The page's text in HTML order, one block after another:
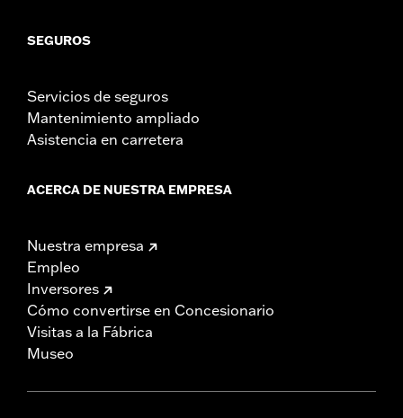
SEGUROS
Servicios de seguros
Mantenimiento ampliado
Asistencia en carretera
ACERCA DE NUESTRA EMPRESA
Nuestra empresa
Empleo
Inversores
Cómo convertirse en Concesionario
Visitas a la Fábrica
Museo